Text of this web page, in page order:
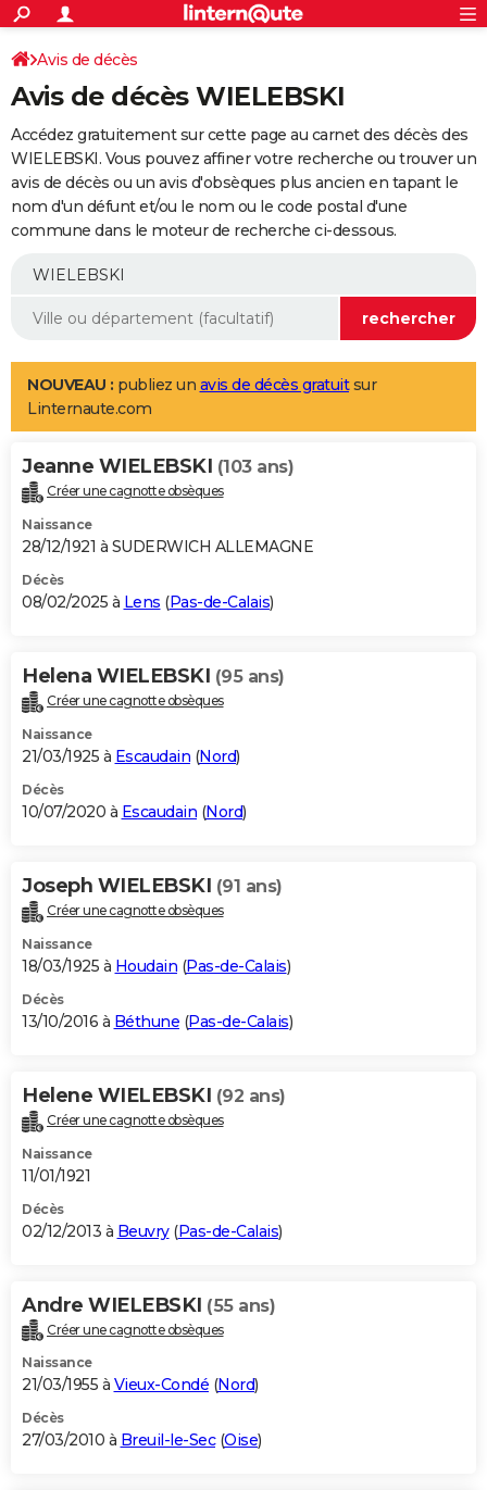
ACTUALITÉS
Politique
Société
Faits Divers
Education
Monde
Villes
+
SPORT
Coupe du monde 2026
Football
Tennis
Cyclisme
Rugby
Forum
Programme TV
TNT
Streaming
Cinéma
Sorties cinéma
Musique
+
FINANCE
Retraite
Epargne
Immobilier
Risques naturels par ville
Banque
Assurance
AUTO
Essais
Réserver un essai
Citadines
Berlines
SUV
Forum auto
+
Mobiles
Meilleur smartphone
Internet
Ordinateurs
Jeux vidéo
Guide high-tech
Aménagement intérieur
LIFESTYLE
Art de vivre
Bien-être
Loisirs
Mode
Modes de vie
Alimentation
Guide de la santé
Maladies
Médicaments
Sommeil
VOYAGE
Destinations
City break
Voyage nature
Voyage de noces
Forum
Climat
+PHOTO
GUIDES D'ACHAT
BONS PLANS
Carte de Noël
Carte Bonne année
Carte Saint-Valentin
Carte Pâques
Carte d'anniversaire
DICTIONNAIRE
Dictionnaire
Biographies
Citations
Expressions
Proverbes
PROGRAMME TV
S'inscrire
Se connecter
Lycées
Collèges
Primaires
Universités
Entreprises
Service militaire
Avis de recherche
AVIS DE DÉCÈS
Bricolage
Lifestyle
Culture
Sport
Auto
Television
Voyage
Cinema
Avis de décès
Avis de décès WIELEBSKI
Accédez gratuitement sur cette page au carnet des décès des
WIELEBSKI. Vous pouvez affiner votre recherche ou trouver un
avis de décès ou un avis d'obsèques plus ancien en tapant le
nom d'un défunt et/ou le nom ou le code postal d'une
commune dans le moteur de recherche ci-dessous.
NOUVEAU : publiez un avis de décès gratuitsur
Linternaute.com
Jeanne WIELEBSKI (103 ans)
Créer une cagnotte obsèques
Naissance
28/12/1921 à SUDERWICH ALLEMAGNE
Décès
08/02/2025 à Lens (Pas-de-Calais)
Helena WIELEBSKI (95 ans)
Créer une cagnotte obsèques
Naissance
21/03/1925 à Escaudain (Nord)
Décès
10/07/2020 à Escaudain (Nord)
Joseph WIELEBSKI (91 ans)
Créer une cagnotte obsèques
Naissance
18/03/1925 à Houdain (Pas-de-Calais)
Décès
13/10/2016 à Béthune (Pas-de-Calais)
Helene WIELEBSKI (92 ans)
Créer une cagnotte obsèques
Naissance
11/01/1921
Décès
02/12/2013 à Beuvry(Pas-de-Calais)
Andre WIELEBSKI (55 ans)
Créer une cagnotte obsèques
Naissance
21/03/1955 à Vieux-Condé (Nord)
Décès
27/03/2010 à Breuil-le-Sec(Oise)